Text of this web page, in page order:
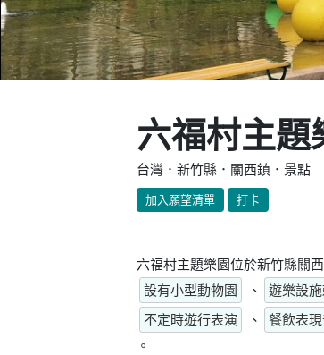
六福村主題
台灣．新竹縣．關西鎮．景點
加入願望清單 打卡
六福村主題樂園位於新竹縣關
設有小型動物園
、 遊樂設
不定時遊行表演
、 餐飲表
。